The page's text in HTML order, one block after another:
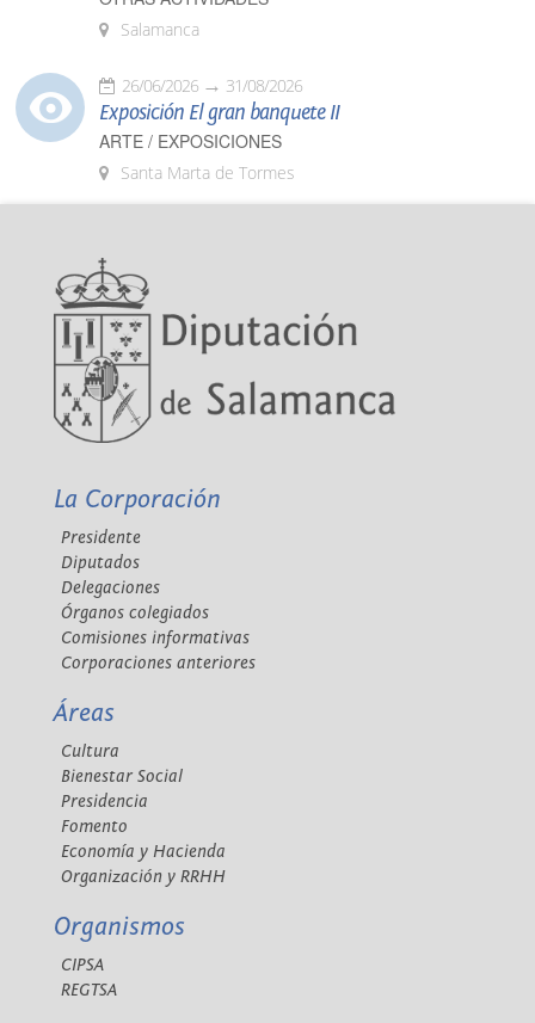
Salamanca
26/06/2026 31/08/2026
Exposición El gran banquete II
ARTE / EXPOSICIONES
Santa Marta de Tormes
La Corporación
Presidente
Diputados
Delegaciones
Órganos colegiados
Comisiones informativas
Corporaciones anteriores
Áreas
Cultura
Bienestar Social
Presidencia
Fomento
Economía y Hacienda
Organización y RRHH
Organismos
CIPSA
REGTSA